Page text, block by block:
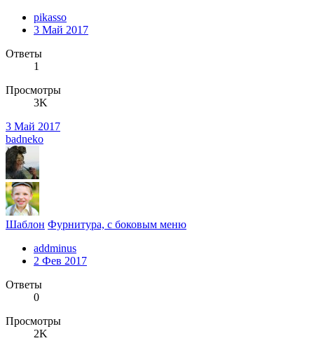
pikasso
3 Май 2017
Ответы
1
Просмотры
3K
3 Май 2017
badneko
Шаблон Фурнитура, с боковым меню
addminus
2 Фев 2017
Ответы
0
Просмотры
2K